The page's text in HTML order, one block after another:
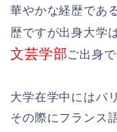
華やかな経歴であ
歴ですが出身大学
文芸学部ご出身
大学在学中にはパ
その際にフランス